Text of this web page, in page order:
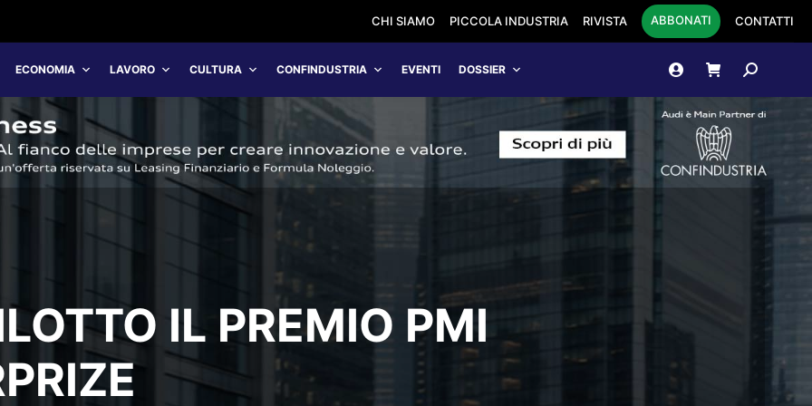
CHI SIAMO PICCOLA INDUSTRIA RIVISTA ABBONATI CONTATTI
ECONOMIA LAVORO CULTURA CONFINDUSTRIA EVENTI DOSSIER Cerca:
IL PREMIO PMI